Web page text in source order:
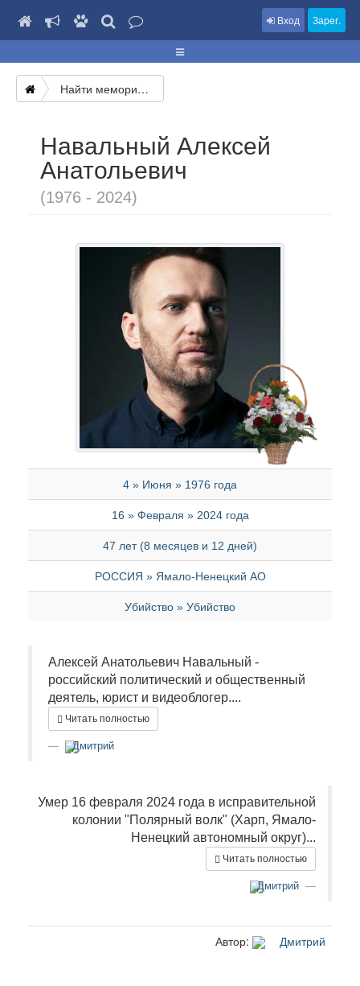
Вход Зарег.
Найти мемориал
Навальный Алексей
Анатольевич
(1976 - 2024)
4 » Июня » 1976 года
16 » Февраля » 2024 года
47 лет (8 месяцев и 12 дней)
РОССИЯ » Ямало-Ненецкий АО
Убийство » Убийство
Алексей Анатольевич Навальный -
российский политический и общественный
деятель, юрист и видеоблогер....
Читать полностью
Дмитрий
Умер 16 февраля 2024 года в исправительной
колонии "Полярный волк" (Харп, Ямало-
Ненецкий автономный округ)...
Читать полностью
Дмитрий
Автор: Дмитрий